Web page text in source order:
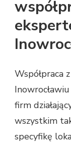
Współpraca
firm
wszystkim
specyfikę